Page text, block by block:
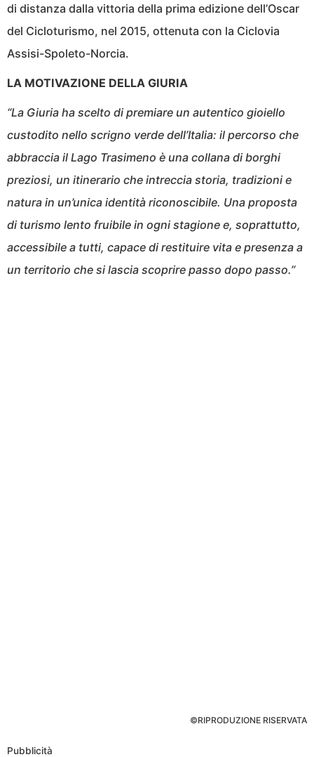
di distanza dalla vittoria della prima edizione dell’Oscar
del Cicloturismo, nel 2015, ottenuta con la Ciclovia
Assisi-Spoleto-Norcia.
LA MOTIVAZIONE DELLA GIURIA
“La Giuria ha scelto di premiare un autentico gioiello
custodito nello scrigno verde dell’Italia: il percorso che
abbraccia il Lago Trasimeno è una collana di borghi
preziosi, un itinerario che intreccia storia, tradizioni e
natura in un’unica identità riconoscibile. Una proposta
di turismo lento fruibile in ogni stagione e, soprattutto,
accessibile a tutti, capace di restituire vita e presenza a
un territorio che si lascia scoprire passo dopo passo.”
©RIPRODUZIONE RISERVATA
Pubblicità